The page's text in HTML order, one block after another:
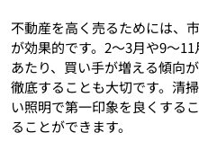
不動産を高く売るためには、
が効果的です。2〜3月や9〜
あたり、買い手が増える傾向
徹底することも大切です。清
い照明で第一印象を良くする
ることができます。